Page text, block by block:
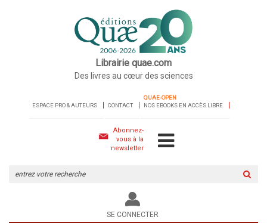
Librairie quae.com
Des livres au cœur des sciences
ESPACE PRO & AUTEURS CONTACT
QUAE-OPEN
NOS EBOOKS EN ACCÈS LIBRE
Abonnez-
vous à la
newsletter
le
site
SE CONNECTER